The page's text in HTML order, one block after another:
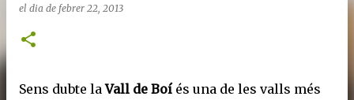
el dia de febrer 22, 2013
Sens dubte laVall de Boí és una de les valls més